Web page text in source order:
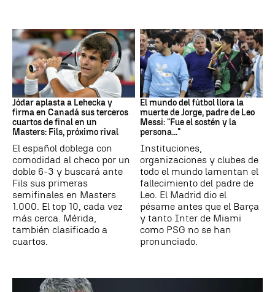
Canadá
Jódar aplasta a Lehecka y
firma en Canadá sus terceros
cuartos de final en un
Masters: Fils, próximo rival
El español doblega con
comodidad al checo por un
doble 6-3 y buscará ante
Fils sus primeras
semifinales en Masters
1.000. El top 10, cada vez
más cerca. Mérida,
también clasificado a
cuartos.
Leo Messi
El mundo del fútbol llora la
muerte de Jorge, padre de Leo
Messi: "Fue el sostén y la
persona..."
Instituciones,
organizaciones y clubes de
todo el mundo lamentan el
fallecimiento del padre de
Leo. El Madrid dio el
pésame antes que el Barça
y tanto Inter de Miami
como PSG no se han
pronunciado.